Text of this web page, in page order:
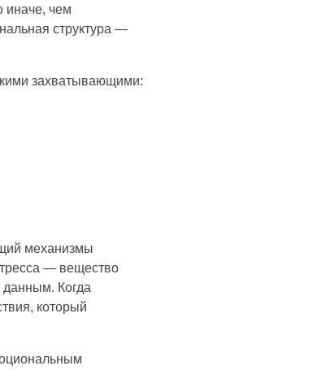
иначе, чем
структура —
захватывающими:
механизмы
— вещество
Когда
который